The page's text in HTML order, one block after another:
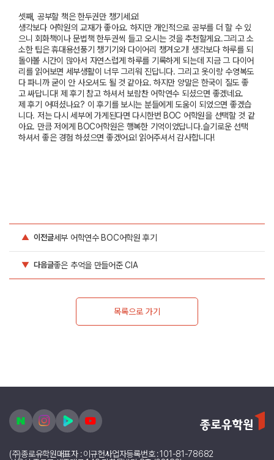
셋째 공부할 책은 한두권만 챙기세요!
생각보다 어학원의 교재가 좋아요.하지만 개인적으로 공부를 더 할 수 있
으니 회화책이나 문법책 한두권씩 들고 오시는 것을 추천할게요.그리고 소
소한 팁은 휴대용선풍기 챙기기와 다이어리 챙겨오기! 생각보다 하루를 되
돌아볼 시간이 많아서 자연스럽게 하루를 기록하게 되는데지금 그 다이어
리를 읽어보면 세부생활이 너무 그리워 진답니다. 그리고 옷이랑 수영복도
다 파니까 굳이 안 사오셔도 될 것 같아요.하지만 양말은 한국이 질도 좋
고 싸답니다! 제 후기 참고 하셔서 보람찬 어학연수 되셨으면 좋겠네요.
제 후기 어떠셨나요? 이 후기를 보시는 분들에게 도움이 되었으면 좋겠습
니다. 저는 다시 세부에 가게된다면 다시한번 BOC 어학원을 선택할 것 같
아요. 만큼 저에게 BOC어학원은 행복한 기억이었답니다.슬기로운 선택
하셔서 좋은 경험 하셨으면 좋겠어요! 읽어주셔서 감사합니다!
▲ 이전글세부 어학연수 BOC어학원 후기
▼ 다음글좋은 추억을 만들어준 CIA
목록으로 가기
(주)종로유학원대표자 : 이규헌사업자등록번호 : 101-81-78682